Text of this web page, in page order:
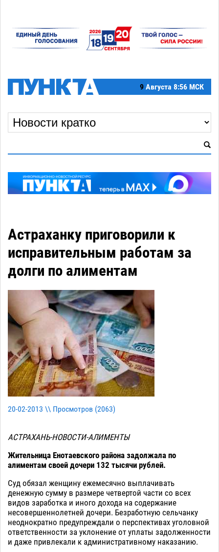
9 Августа 8:56 МСК
Астраханку приговорили к
исправительным работам за
долги по алиментам
20-02-2013 \\ Просмотров (2063)
АСТРАХАНЬ-НОВОСТИ-АЛИМЕНТЫ
Жительница Енотаевского района задолжала по
алиментам своей дочери 132 тысячи рублей.
Суд обязал женщину ежемесячно выплачивать
денежную сумму в размере четвертой части со всех
видов заработка и иного дохода на содержание
несовершеннолетней дочери. Безработную сельчанку
неоднократно предупреждали о перспективах уголовной
ответственности за уклонение от уплаты задолженности
и даже привлекали к административному наказанию.